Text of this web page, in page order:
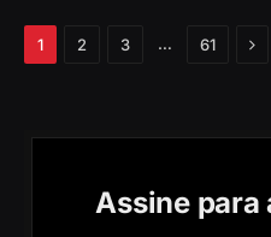
1 2 3 … 61
Assine